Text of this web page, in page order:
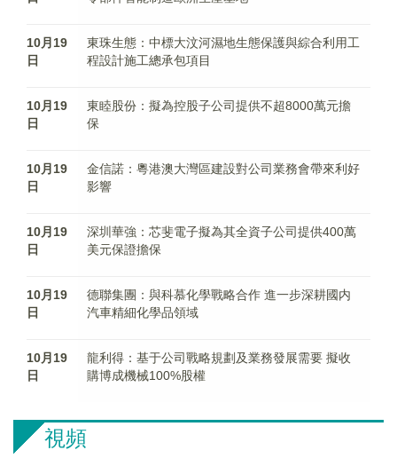
10月19
日
東珠生態：中標大汶河濕地生態保護與綜合利用工
程設計施工總承包項目
10月19
日
東睦股份：擬為控股子公司提供不超8000萬元擔
保
10月19
日
金信諾：粵港澳大灣區建設對公司業務會帶來利好
影響
10月19
日
深圳華強：芯斐電子擬為其全資子公司提供400萬
美元保證擔保
10月19
日
德聯集團：與科慕化學戰略合作 進一步深耕國内
汽車精細化學品領域
10月19
日
龍利得：基于公司戰略規劃及業務發展需要 擬收
購博成機械100%股權
視頻